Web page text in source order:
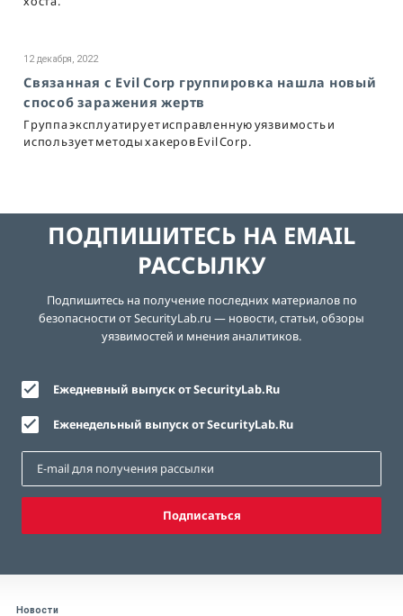
12 декабря, 2022
Связанная с Evil Corp группировка нашла новый
способ заражения жертв
Группа эксплуатирует исправленную уязвимость и
использует методы хакеров Evil Corp.
ПОДПИШИТЕСЬ НА EMAIL
РАССЫЛКУ
Подпишитесь на получение последних материалов по
безопасности от SecurityLab.ru — новости, статьи, обзоры
уязвимостей и мнения аналитиков.
Ежедневный выпуск от SecurityLab.Ru
Еженедельный выпуск от SecurityLab.Ru
Подписаться
Новости